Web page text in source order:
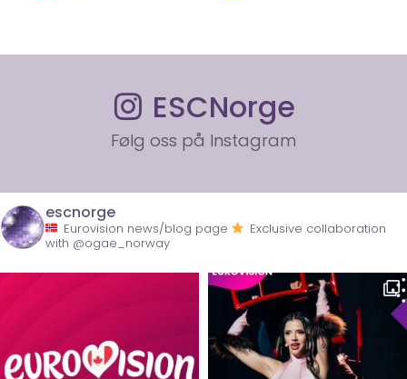
ESCNorge
Følg oss på Instagram
escnorge
Eurovision news/blog page
Exclusive collaboration
with @ogae_norway